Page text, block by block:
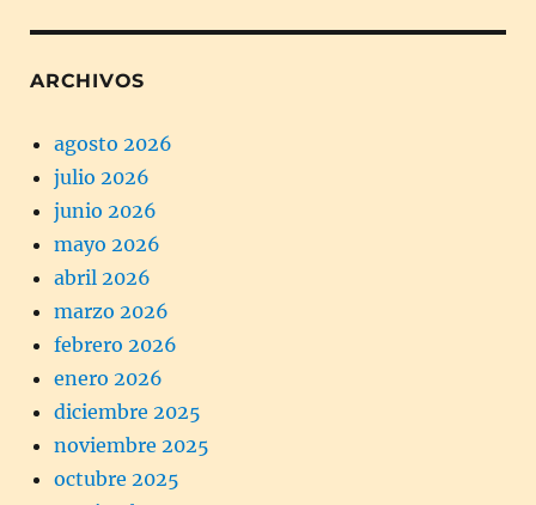
ARCHIVOS
agosto 2026
julio 2026
junio 2026
mayo 2026
abril 2026
marzo 2026
febrero 2026
enero 2026
diciembre 2025
noviembre 2025
octubre 2025